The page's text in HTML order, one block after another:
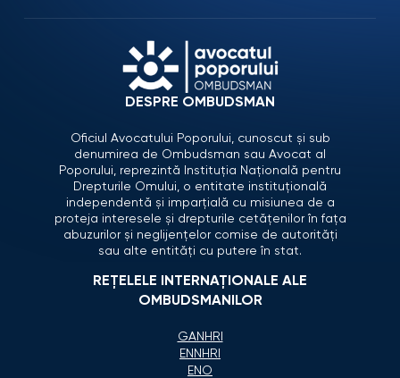
DESPRE OMBUDSMAN
Oficiul Avocatului Poporului, cunoscut și sub
denumirea de Ombudsman sau Avocat al
Poporului, reprezintă Instituția Națională pentru
Drepturile Omului, o entitate instituțională
independentă și imparțială cu misiunea de a
proteja interesele și drepturile cetățenilor în fața
abuzurilor și neglijențelor comise de autorități
sau alte entități cu putere în stat.
REȚELELE INTERNAȚIONALE ALE
OMBUDSMANILOR
GANHRI
ENNHRI
ENO